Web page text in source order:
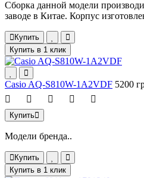
Сборка данной модели
заводе в Китае. Корпус
Купить
Купить в 1 клик
Casio AQ-S810W-1A2VDF 5200
Купить
Модели бренда..
Купить
Купить в 1 клик